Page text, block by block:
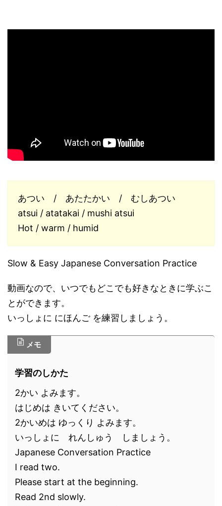
あつい / あたたかい / むしあつい
atsui / atatakai / mushi atsui
Hot / warm / humid
Slow & Easy Japanese Conversation Practice
動画なので、いつでもどこでも好きなときに学ぶこ
とができます。
いっしょに にほんご を練習しましょう。
メモ
学習のしかた
2かい よみます。
はじめは きいてください。
2かいめは ゆっくり よみます。
いっしょに れんしゅう しましょう。
Japanese Conversation Practice
I read two.
Please start at the beginning.
Read 2nd slowly.